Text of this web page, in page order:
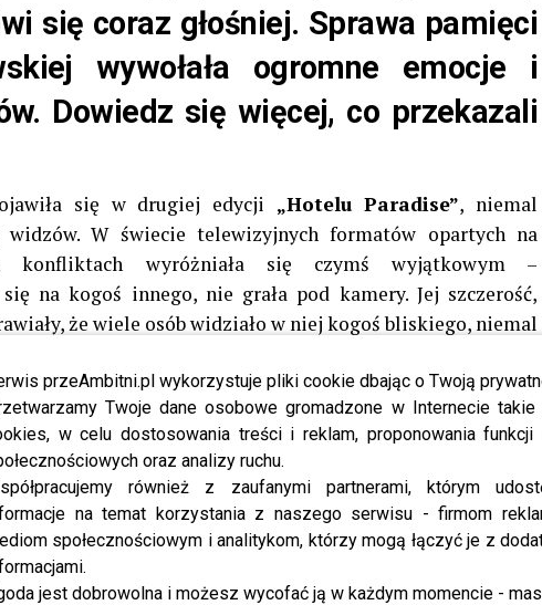
przeAmbitni.pl wykorzystuje pliki cookie dbając o Twoją
Twoje dane osobowe gromadzone w Internecie
w celu dostosowania treści i reklam, proponowania funkcji
oraz analizy ruchu.
również z zaufanymi partnerami, którym
na temat korzystania z naszego serwisu - firmom
społecznościowym i analitykom, którzy mogą łączyć je z
jest dobrowolna i możesz wycofać ją w każdym momencie -
się coraz głośniej. Sprawa pamięci
wywołała ogromne emocje i
Dowiedz się więcej, co przekazali
się w drugiej edycji „Hotelu Paradise”, niemal
widzów. W świecie telewizyjnych formatów opartych na
konfliktach wyróżniała się czymś wyjątkowym –
na kogoś innego, nie grała pod kamery. Jej szczerość,
że wiele osób widziało w niej kogoś bliskiego, niemal
na to, że w reality show wciąż jest miejsce na prawdziwe
skandal.
Szklanowskanie zniknęła z przestrzeni medialnej, jak
podobnych formatów. Wręcz przeciwnie –
markę i próbowała różnych dróg zawodowych. Najpierw
kilka singli, które spotkały się z ciepłym odbiorem
stał się nawet oficjalną piosenką otwierającą kolejną edycję
ogromne znaczenie symboliczne. W oczach fanów była to